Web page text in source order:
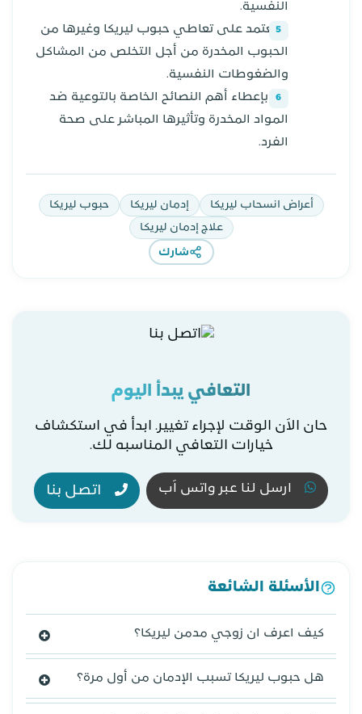
النفسية.
لا تعتمد على تعاطي حبوب ليريكا وغيرها من
الحبوب المخدرة من أجل التخلص من المشاكل
والضغوطات النفسية.
قم بإعطاء أهم النصائح الخاصة بالتوعية ضد
المواد المخدرة وتأثيرها المباشر على صحة
الفرد.
أعراض انسحاب ليريكا إدمان ليريكا حبوب ليريكا
علاج إدمان ليريكا
شارك
التعافي يبدأ اليوم
حان الاَن الوقت لإجراء تغيير. ابدأ في استكشاف
خيارات التعافي المناسبه لك.
ارسل لنا عبر واتس اَب اتصل بنا
الأسئلة الشائعة
كيف اعرف ان زوجي مدمن ليريكا؟
هل حبوب ليريكا تسبب الإدمان من أول مرة؟